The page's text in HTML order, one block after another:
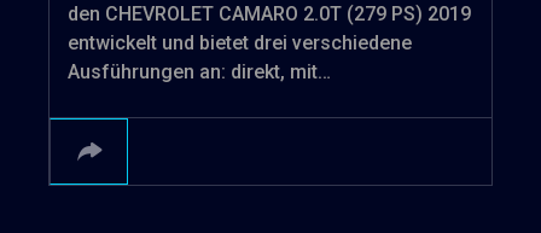
den CHEVROLET CAMARO 2.0T (279 PS) 2019
entwickelt und bietet drei verschiedene
Ausführungen an: direkt, mit…